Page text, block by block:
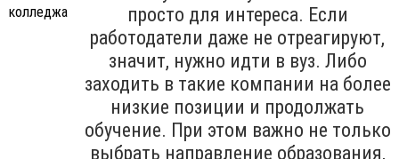
просто для интереса. Если
работодатели даже не отреагируют,
значит, нужно идти в вуз. Либо
заходить в такие компании на более
низкие позиции и продолжать
обучение. При этом важно не только
выбрать направление образования,